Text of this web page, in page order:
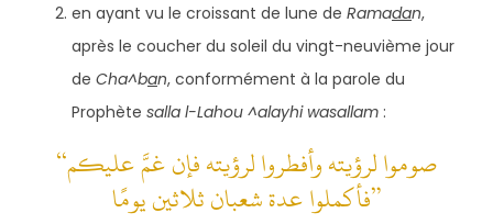
en ayant vu le croissant de lune de Ramadan,
après le coucher du soleil du vingt-neuvième jour
de Cha^ban, conformément à la parole du
Prophète salla l-Lahou ^alayhi wasallam :
“صوموا لرؤيته وأفطروا لرؤيته فإن غمَّ عليكم
فأكملوا عدة شعبان ثلاثين يومًا”